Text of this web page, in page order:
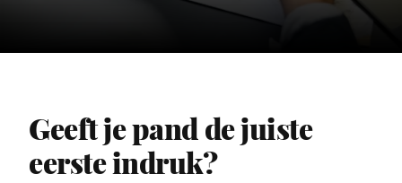
Geeft je pand de juiste
eerste indruk?